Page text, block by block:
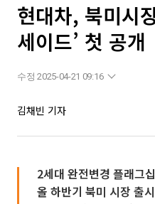
현대차, 북미시
세이드’ 첫 공개
수정 2025-04-21 09:16
김채빈 기자
2세대 완전변경 플래그
올 하반기 북미 시장 출